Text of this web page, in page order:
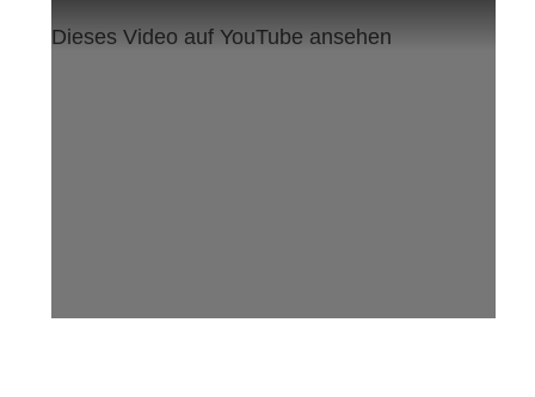
Dieses Video auf YouTube ansehen